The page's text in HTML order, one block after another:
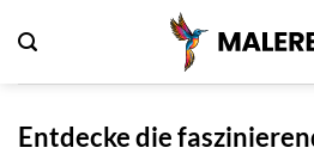
Inhalt
Entdecke die